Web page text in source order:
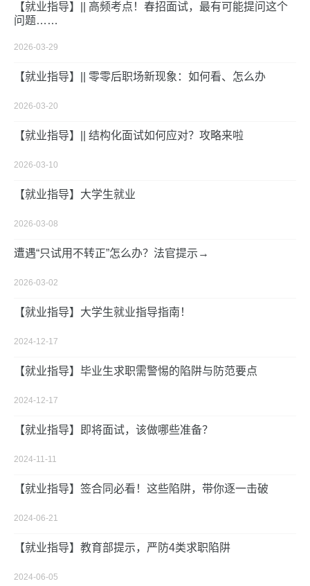
【就业指导】|| 高频考点！春招面试，最有可能提问这个
问题……
2026-03-29
【就业指导】|| 零零后职场新现象：如何看、怎么办
2026-03-20
【就业指导】|| 结构化面试如何应对？攻略来啦
2026-03-10
【就业指导】大学生就业
2026-03-08
遭遇“只试用不转正”怎么办？法官提示→
2026-03-02
【就业指导】大学生就业指导指南！
2024-12-17
【就业指导】毕业生求职需警惕的陷阱与防范要点
2024-12-17
【就业指导】即将面试，该做哪些准备？
2024-11-11
【就业指导】签合同必看！这些陷阱，带你逐一击破
2024-06-21
【就业指导】教育部提示，严防4类求职陷阱
2024-06-05